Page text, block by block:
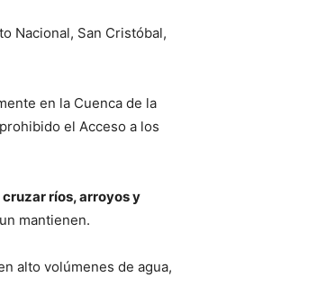
Nacional, San Cristóbal,
en la Cuenca de la
el Acceso a los
ríos, arroyos y
mantienen.
alto volúmenes de agua,